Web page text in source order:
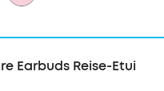
Galaxy S23-Serie
Earbuds Reise-Etui